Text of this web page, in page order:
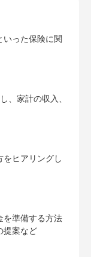
いった保険に関
、家計の収入、
ヒアリングし
を準備する方法
提案など